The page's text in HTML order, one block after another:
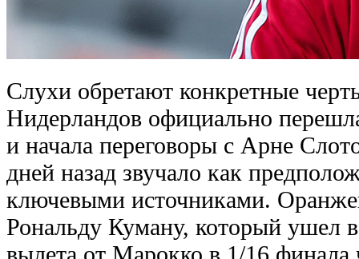
Слухи обретают конкретные
Нидерландов официально
и начала переговоры с Арне
дней назад звучало как
ключевыми источниками.
Рональду Куману, который ушел
вылета от Марокко в 1/16 финала